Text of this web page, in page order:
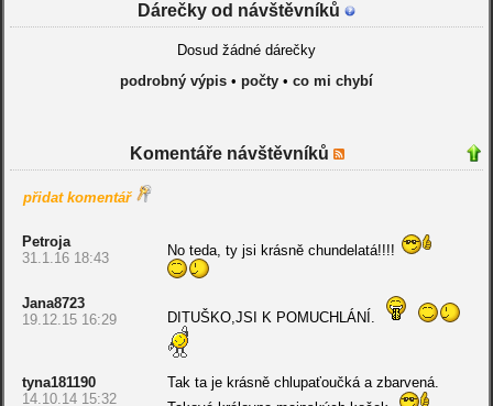
Dárečky od návštěvníků
Dosud žádné dárečky
podrobný výpis• počty• co mi chybí
Komentáře návštěvníků
přidat komentář
Petroja
31.1.16 18:43
No teda, ty jsi krásně chundelatá!!!!
Jana8723
19.12.15 16:29
DITUŠKO,JSI K POMUCHLÁNÍ.
tyna181190
14.10.14 15:32
Tak ta je krásně chlupaťoučká a zbarvená.